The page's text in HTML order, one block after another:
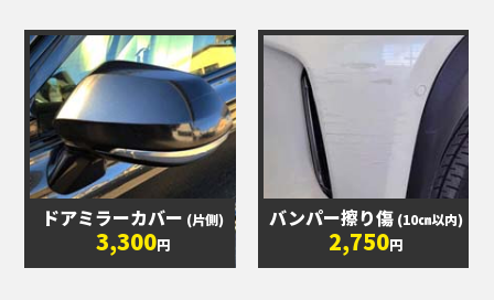
ドアミラーカバー (片側)
3,300円
バンパー擦り傷 (10㎝以内)
2,750円